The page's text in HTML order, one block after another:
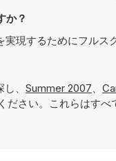
か？
現するためにフルス
、 Summer 2007、
ださい。これらはすべ